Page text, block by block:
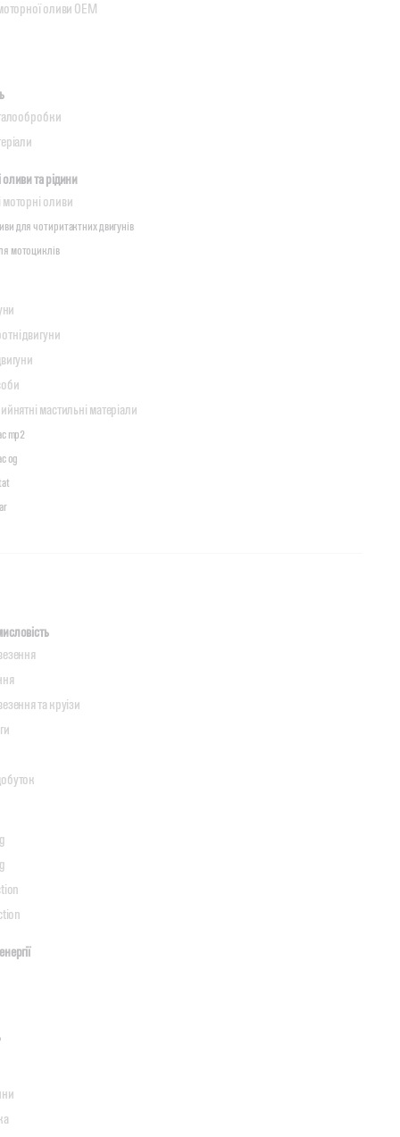
оливи OEM
та рідини
оливи
для чотиритактних двигунів
мотоциклів
двигуни
мастильні матеріали
mp2
og
та круізи